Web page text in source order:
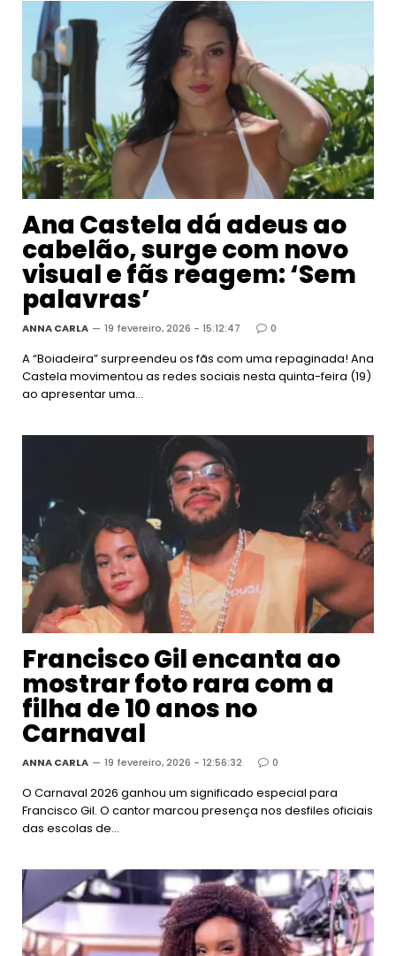
Ana Castela dá adeus ao
cabelão, surge com novo
visual e fãs reagem: ‘Sem
palavras’
ANNA CARLA 19 fevereiro, 2026 - 15:12:47 0
A “Boiadeira” surpreendeu os fãs com uma repaginada! Ana
Castela movimentou as redes sociais nesta quinta-feira (19)
ao apresentar uma…
Francisco Gil encanta ao
mostrar foto rara com a
filha de 10 anos no
Carnaval
ANNA CARLA 19 fevereiro, 2026 - 12:56:32 0
O Carnaval 2026 ganhou um significado especial para
Francisco Gil. O cantor marcou presença nos desfiles oficiais
das escolas de…